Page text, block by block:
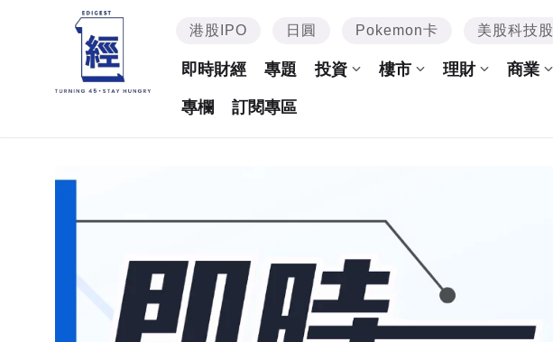
港股IPO 日圓 Pokemon卡 美股科技股
即時財經 專題 投資 樓市 理財 商業
專欄 訂閱專區